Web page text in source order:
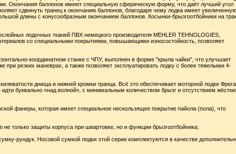
Окончания баллонов имеют специальную сферическую форму, что даёт лучший угол
сдвинуть транец к окончанию баллонов, благодаря чему лодка имеет увеличенную
длины с конусообразным окончанием баллонов. Косынки-брызгоотбойники на
лодочных тканей ПВХ немецкого производителя MEHLER TEНNOLOGIES,
со специальными покрытиями, повышающими износостойкость, позволяет
координатном станке с ЧПУ, выполнен в форме "крыла чайки", что улучшает
резких маневрах, а также позволяет эксплуатировать лодку с более тяжелыми 4-
днища и нижней кромки транца. Всё это обеспечивает моторной лодке
буквально «над волной», с минимальным количеством брызг и отсутствием
фанеры, которая имеет специальное нескользящее покрытие пайола (пола), что
только защиты корпуса при швартовке, но и функции брызгоотбойника;
рундук. Носовой сумкой лодки этой серии комплектуются в качестве